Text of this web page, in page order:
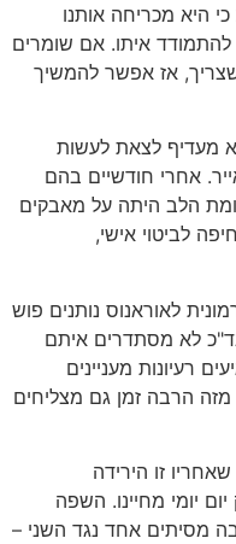
היא מכריחה אותנו
איתו. אם שומרים
אז אפשר להמשיך
מעדיף לצאת לעשות
אחרי חודשיים בהם
הלב היתה על מאבקים
לביטוי אישי,
לאוראנוס נותנים פוש
לא מסתדרים איתם
רעיונות מעניינים
הרבה זמן גם מצליחים
זו הירידה
יומי מחיינו. השפה
מסיתים אחד נגד השני –